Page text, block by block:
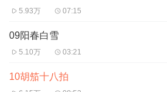
5.93万 07:15
09阳春白雪
5.10万 03:21
10胡笳十八拍